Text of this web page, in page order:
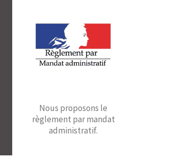
Nous proposons le
règlement par mandat
administratif.